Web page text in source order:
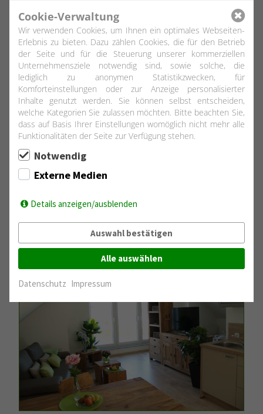
Außerdem bieten zahlreiche Fahrradwege bzw. Wanderwege
in der Umgebung Möglichkeiten die vielfältige Natur aktiv zu
erkunden. Auch der bekannte Weserradweg entlang der
Weser führt durch den Landkreis.
Cookie-Verwaltung
Wir verwenden Cookies, um Ihnen ein optimales Webseiten-
Erlebnis zu bieten. Dazu zählen Cookies, die für den Betrieb
der Seite und für die Steuerung unserer kommerziellen
Unternehmensziele notwendig sind, sowie solche, die
lediglich zu anonymen Statistikzwecken, für
Komforteinstellungen oder zur Anzeige personalisierter
Inhalte genutzt werden. Sie können selbst entscheiden,
welche Kategorien Sie zulassen möchten. Bitte beachten Sie,
dass auf Basis Ihrer Einstellungen womöglich nicht mehr alle
Funktionalitäten der Seite zur Verfügung stehen.
Notwendig
Externe Medien
Details anzeigen/ausblenden
Auswahl bestätigen
Alle auswählen
Datenschutz Impressum